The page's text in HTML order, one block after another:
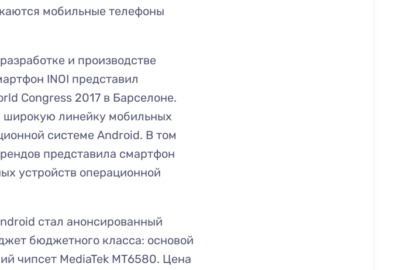
мобильные телефоны
и производстве
INOI представил
Congress 2017 в Барселоне.
широкую линейку мобильных
системе Android. В том
представила смартфон
устройств операционной
стал анонсированный
бюджетного класса: основой
чипсет MediaTek MT6580. Цена